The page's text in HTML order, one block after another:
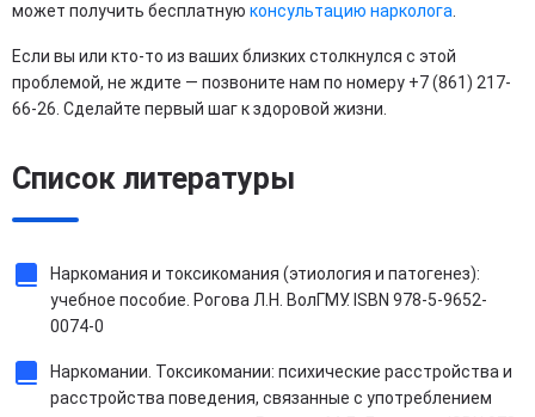
может получить бесплатную консультацию нарколога
Если вы или кто-то из ваших близких столкнулся с этой
проблемой, не ждите — позвоните нам по номеру +7 (861) 217-
66-26. Сделайте первый шаг к здоровой жизни.
Список литературы
Наркомания и токсикомания (этиология и патогенез):
учебное пособие. Рогова Л.Н. ВолГМУ. ISBN 978-5-9652-
0074-0
Наркомании. Токсикомании: психические расстройства и
расстройства поведения, связанные с употреблением